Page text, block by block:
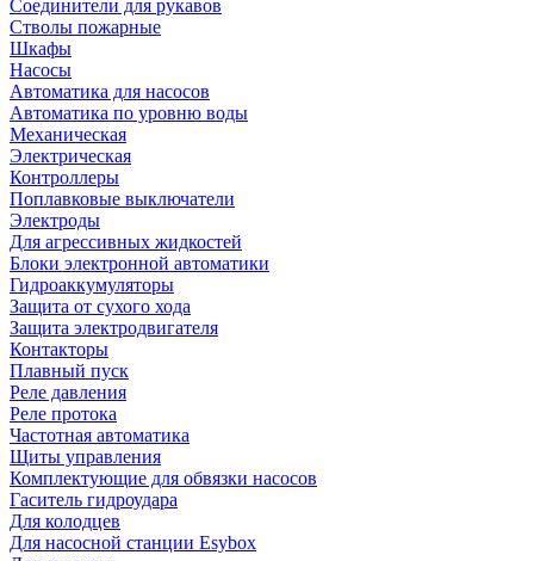
Соединители для рукавов
Стволы пожарные
Шкафы
Насосы
Автоматика для насосов
Автоматика по уровню воды
Механическая
Электрическая
Контроллеры
Поплавковые выключатели
Электроды
Для агрессивных жидкостей
Блоки электронной автоматики
Гидроаккумуляторы
Защита от сухого хода
Защита электродвигателя
Контакторы
Плавный пуск
Реле давления
Реле протока
Частотная автоматика
Щиты управления
Комплектующие для обвязки насосов
Гаситель гидроудара
Для колодцев
Для насосной станции Esybox